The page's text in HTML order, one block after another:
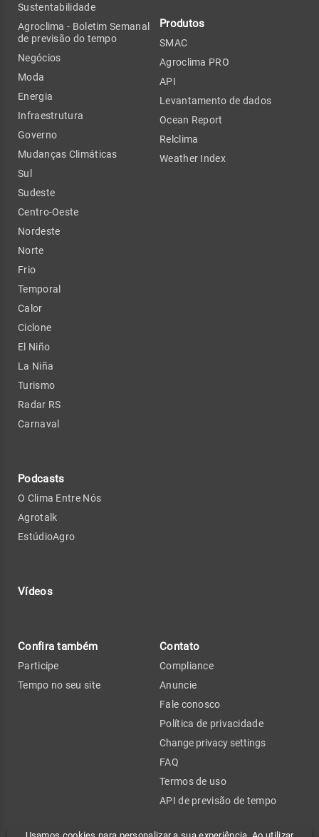
Sustentabilidade
Agroclima - Boletim Semanal
de previsão do tempo
Negócios
Moda
Energia
Infraestrutura
Governo
Mudanças Climáticas
Sul
Sudeste
Centro-Oeste
Nordeste
Norte
Frio
Temporal
Calor
Ciclone
El Niño
La Niña
Turismo
Radar RS
Carnaval
Podcasts
O Clima Entre Nós
Agrotalk
EstúdioAgro
Vídeos
Produtos
SMAC
Agroclima PRO
API
Levantamento de dados
Ocean Report
Relclima
Weather Index
Confira também
Participe
Tempo no seu site
Contato
Compliance
Anuncie
Fale conosco
Política de privacidade
Change privacy settings
FAQ
Termos de uso
API de previsão de tempo